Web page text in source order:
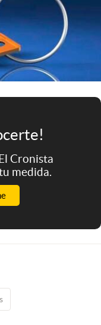
Cronista
medida.